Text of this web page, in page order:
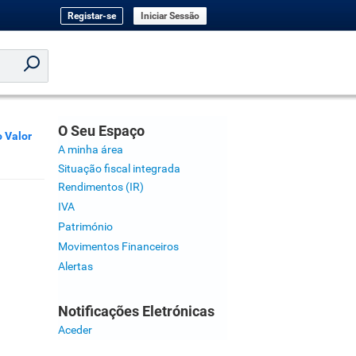
Registar-se Iniciar Sessão
Valor O Seu Espaço
A minha área
Situação fiscal integrada
Rendimentos (IR)
IVA
Património
Movimentos Financeiros
Alertas
Notificações Eletrónicas
Aceder